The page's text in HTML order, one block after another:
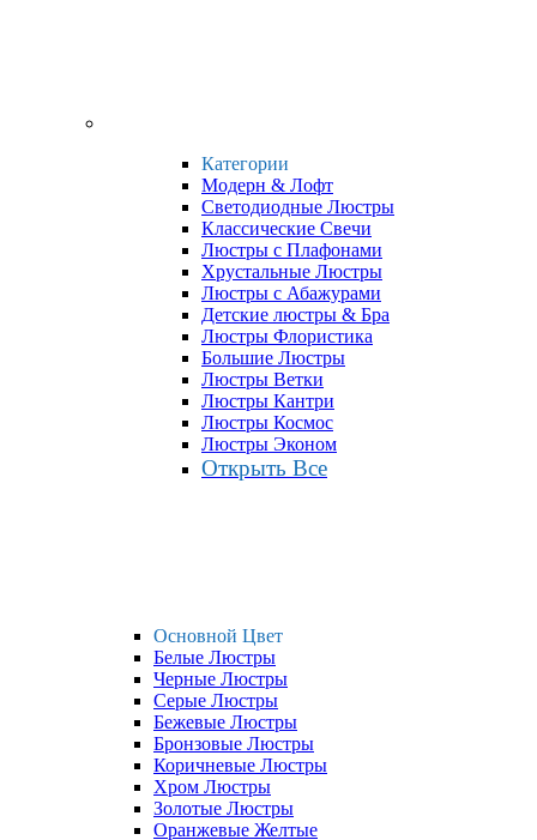
Категории
Модерн & Лофт
Светодиодные Люстры
Классические Свечи
Люстры с Плафонами
Хрустальные Люстры
Люстры с Абажурами
Детские люстры & Бра
Люстры Флористика
Большие Люстры
Люстры Ветки
Люстры Кантри
Люстры Космос
Люстры Эконом
Открыть Все
Основной Цвет
Белые Люстры
Черные Люстры
Серые Люстры
Бежевые Люстры
Бронзовые Люстры
Коричневые Люстры
Хром Люстры
Золотые Люстры
Оранжевые Желтые